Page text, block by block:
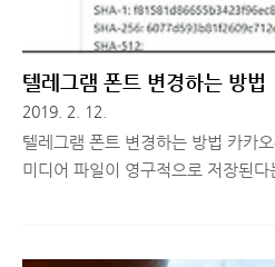
텔레그램 폰트 변경하는 방법
2019. 2. 12.
텔레그램 폰트 변경하는 방법 카카
미디어 파일이 영구적으로 저장된